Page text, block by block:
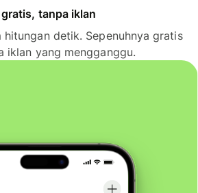
tanpa iklan
hitungan detik. Sepenuhnya gratis
iklan yang mengganggu.